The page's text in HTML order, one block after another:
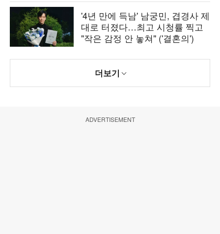
'4년 만에 득남' 남궁민, 겹경사 제
대로 터졌다…최고 시청률 찍고
"작은 감정 안 놓쳐" ('결혼의')
더보기
ADVERTISEMENT